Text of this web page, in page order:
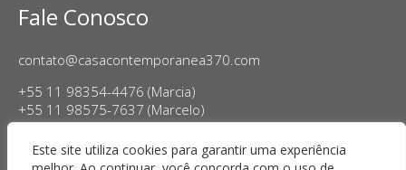
Este site utiliza cookies para garantir uma experiência
Fale Conosco
contato@casacontemporanea370.com
+55 11 98354-4476 (Marcia)
+55 11 98575-7637 (Marcelo)
Horário de Funcionamento:
Terça a sexta-feira, das 14h às 18h